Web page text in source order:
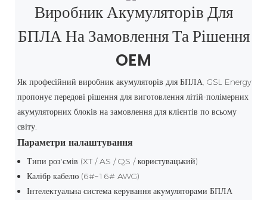
Виробник Акумуляторів Для
БПЛА На Замовлення Та Рішення
OEM
Як професійний виробник акумуляторів для БПЛА, GSL Energy
пропонує передові рішення для виготовлення літій-полімерних
акумуляторних блоків на замовлення для клієнтів по всьому
світу.
Параметри налаштування
Типи роз'ємів (XT / AS / QS / користувацький)
Калібр кабелю (6#–16# AWG)
Інтелектуальна система керування акумуляторами БПЛА